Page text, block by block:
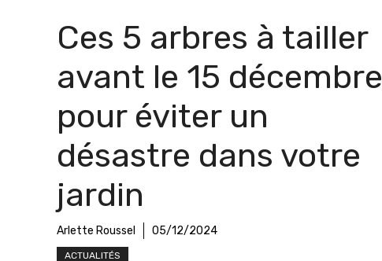
Ces 5 arbres à tailler
avant le 15 décembre
pour éviter un
désastre dans votre
jardin
Arlette Roussel 05/12/2024
ACTUALITÉS